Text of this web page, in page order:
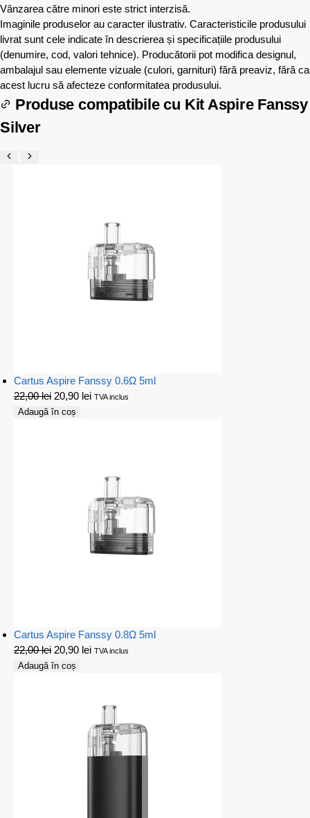
Vânzarea către minori este strict interzisă.
Imaginile produselor au caracter ilustrativ. Caracteristicile produsului
livrat sunt cele indicate în descrierea și specificațiile produsului
(denumire, cod, valori tehnice). Producătorii pot modifica designul,
ambalajul sau elemente vizuale (culori, garnituri) fără preaviz, fără ca
acest lucru să afecteze conformitatea produsului.
Produse compatibile cu Kit Aspire Fanssy
Silver
Cartus Aspire Fanssy 0.6Ω 5ml
22,00lei 20,90 lei TVA inclus
Adaugă în coș
Cartus Aspire Fanssy 0.8Ω 5ml
22,00lei 20,90 lei TVA inclus
Adaugă în coș